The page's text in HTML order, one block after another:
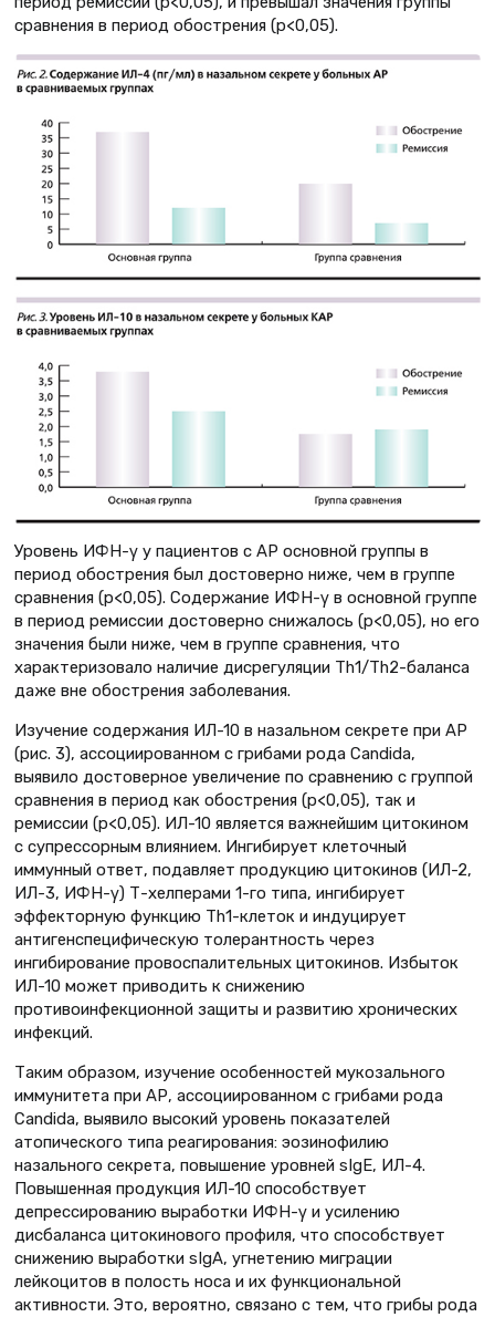
сравнения в период обострения (p<0,05).
Уровень ИФН-γ у пациентов с АР основной группы в
период обострения был достоверно ниже, чем в группе
сравнения (p<0,05). Содержание ИФН-γ в основной группе
в период ремиссии достоверно снижалось (p<0,05), но его
значения были ниже, чем в группе сравнения, что
характеризовало наличие дисрегуляции Тh1/Тh2-баланса
даже вне обострения заболевания.
Изучение содержания ИЛ-10 в назальном секрете при АР
(рис. 3), ассоциированном с грибами рода Candida,
выявило достоверное увеличение по сравнению с группой
сравнения в период как обострения (p<0,05), так и
ремиссии (p<0,05). ИЛ-10 является важнейшим цитокином
с супрессорным влиянием. Ингибирует клеточный
иммунный ответ, подавляет продукцию цитокинов (ИЛ-2,
ИЛ-3, ИФН-γ) Т-хелперами 1-го типа, ингибирует
эффекторную функцию Th1-клеток и индуцирует
антигенспецифическую толерантность через
ингибирование провоспалительных цитокинов. Избыток
ИЛ-10 может приводить к снижению
противоинфекционной защиты и развитию хронических
инфекций.
Таким образом, изучение особенностей мукозального
иммунитета при АР, ассоциированном с грибами рода
Candida, выявило высокий уровень показателей
атопического типа реагирования: эозинофилию
назального секрета, повышение уровней sIgE, ИЛ-4.
Повышенная продукция ИЛ-10 способствует
депрессированию выработки ИФН-γ и усилению
дисбаланса цитокинового профиля, что способствует
снижению выработки sIgA, угнетению миграции
лейкоцитов в полость носа и их функциональной
активности. Это, вероятно, связано с тем, что грибы рода